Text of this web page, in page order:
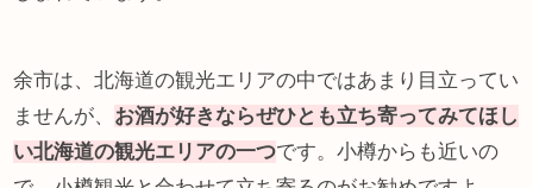
余市は、北海道の観光エリアの中ではあまり目立ってい
ませんが、 お酒が好きならぜひとも立ち寄ってみてほし
い北海道の観光エリアの一つです。小樽からも近いの